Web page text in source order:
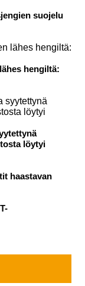
suojelu
hengiltä:
löytyi
haastavan